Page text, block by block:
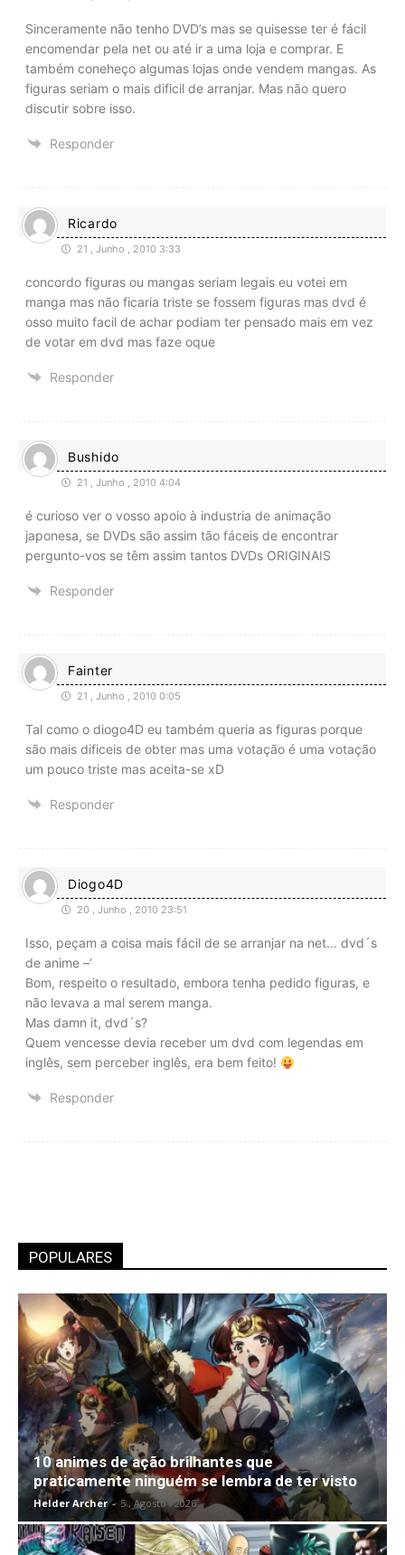
Sinceramente não tenho DVD’s mas se quisesse ter é fácil
encomendar pela net ou até ir a uma loja e comprar. E
também coneheço algumas lojas onde vendem mangas. As
figuras seriam o mais dificil de arranjar. Mas não quero
discutir sobre isso.
Responder
Ricardo
21 , Junho , 2010 3:33
concordo figuras ou mangas seriam legais eu votei em
manga mas não ficaria triste se fossem figuras mas dvd é
osso muito facil de achar podiam ter pensado mais em vez
de votar em dvd mas faze oque
Responder
Bushido
21 , Junho , 2010 4:04
é curioso ver o vosso apoio à industria de animação
japonesa, se DVDs são assim tão fáceis de encontrar
pergunto-vos se têm assim tantos DVDs ORIGINAIS
Responder
Fainter
21 , Junho , 2010 0:05
Tal como o diogo4D eu também queria as figuras porque
são mais dificeis de obter mas uma votação é uma votação
um pouco triste mas aceita-se xD
Responder
Diogo4D
20 , Junho , 2010 23:51
Isso, peçam a coisa mais fácil de se arranjar na net… dvd´s
de anime –‘
Bom, respeito o resultado, embora tenha pedido figuras, e
não levava a mal serem manga.
Mas damn it, dvd´s?
Quem vencesse devia receber um dvd com legendas em
inglês, sem perceber inglês, era bem feito!
Responder
POPULARES
10 animes de ação brilhantes que
praticamente ninguém se lembra de ter visto
Helder Archer - 5 , Agosto , 2026